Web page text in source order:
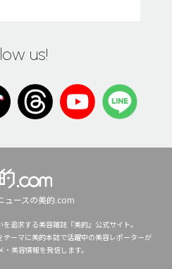
us!
ュースの美的.com
追求する美容雑誌『美的』公式サイト。
テーマに美的本誌で活躍中の美容レポーターが
美容情報を発信します。